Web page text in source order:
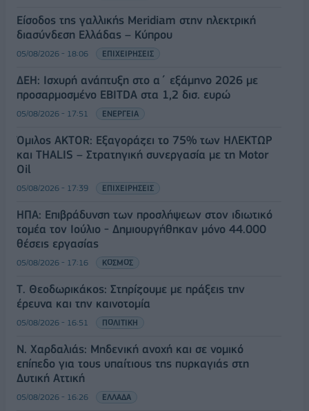
Είσοδος της γαλλικής Meridiam στην ηλεκτρική
διασύνδεση Ελλάδας – Κύπρου
05/08/2026 - 18:06 ΕΠΙΧΕΙΡΗΣΕΙΣ
ΔΕΗ: Ισχυρή ανάπτυξη στο α΄ εξάμηνο 2026 με
προσαρμοσμένο EBITDA στα 1,2 δισ. ευρώ
05/08/2026 - 17:51 ΕΝΕΡΓΕΙΑ
Όμιλος AKTOR: Εξαγοράζει το 75% των ΗΛΕΚΤΩΡ
και THALIS – Στρατηγική συνεργασία με τη Motor
Oil
05/08/2026 - 17:39 ΕΠΙΧΕΙΡΗΣΕΙΣ
ΗΠΑ: Επιβράδυνση των προσλήψεων στον ιδιωτικό
τομέα τον Ιούλιο - Δημιουργήθηκαν μόνο 44.000
θέσεις εργασίας
05/08/2026 - 17:16 ΚΟΣΜΟΣ
Τ. Θεοδωρικάκος: Στηρίζουμε με πράξεις την
έρευνα και την καινοτομία
05/08/2026 - 16:51 ΠΟΛΙΤΙΚΗ
Ν. Χαρδαλιάς: Μηδενική ανοχή και σε νομικό
επίπεδο για τους υπαίτιους της πυρκαγιάς στη
Δυτική Αττική
05/08/2026 - 16:26 ΕΛΛΑΔΑ